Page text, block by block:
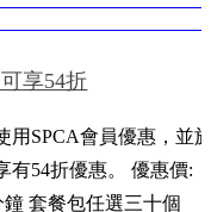
享54折
用SPCA會員優惠，並
優惠。 優惠價:
鐘 套餐包任選三十個